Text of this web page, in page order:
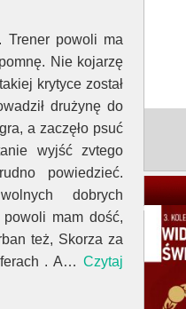
powoli ma
Nie kojarzę
krytyce został
drużynę do
a zaczęło psuć
wyjść zvtego
powiedzieć.
dobrych
powoli mam dość,
też, Skorza za
. A…Czytaj